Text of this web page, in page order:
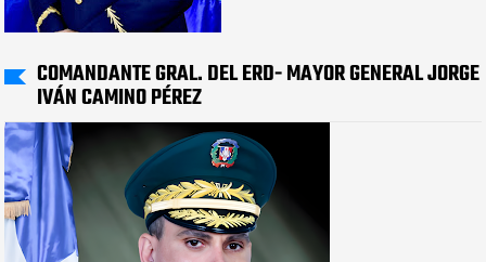
COMANDANTE GRAL. DEL ERD- MAYOR GENERAL JORGE
IVÁN CAMINO PÉREZ